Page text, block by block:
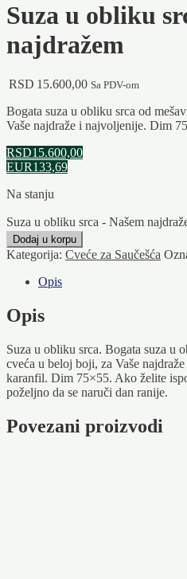
Suza u obliku
najdražem
RSD 15.600,00 Sa PDV-om
Bogata suza u obliku srca od
Vaše najdraže i najvoljenije. Dim
RSD15.600,00
EUR133,69
Na stanju
Suza u obliku srca - Našem
Dodaj u korpu
Kategorija: Cveće za Saučešća
Opis
Opis
Suza u obliku srca. Bogata suza u
cveća u beloj boji, za Vaše
karanfil. Dim 75×55. Ako želite
poželjno da se naruči dan ranije.
Povezani proizvodi